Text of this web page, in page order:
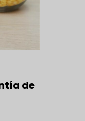
de